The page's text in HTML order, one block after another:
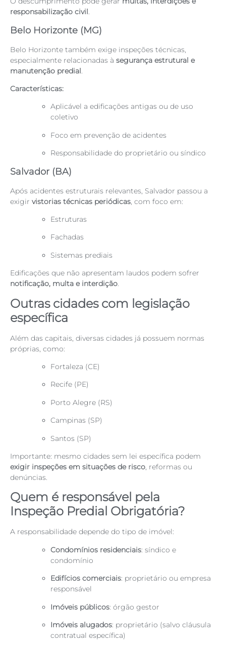
responsabilização civil.
Belo Horizonte (MG)
Belo Horizonte também exige inspeções técnicas,
especialmente relacionadas à segurança estrutural e
manutenção predial.
Características:
Aplicável a edificações antigas ou de uso
coletivo
Foco em prevenção de acidentes
Responsabilidade do proprietário ou síndico
Salvador (BA)
Após acidentes estruturais relevantes, Salvador passou a
exigir vistorias técnicas periódicas, com foco em:
Estruturas
Fachadas
Sistemas prediais
Edificações que não apresentam laudos podem sofrer
notificação, multa e interdição.
Outras cidades com legislação
específica
Além das capitais, diversas cidades já possuem normas
próprias, como:
Fortaleza (CE)
Recife (PE)
Porto Alegre (RS)
Campinas (SP)
Santos (SP)
Importante: mesmo cidades sem lei específica podem
exigir inspeções em situações de risco, reformas ou
denúncias.
Quem é responsável pela
Inspeção Predial Obrigatória?
A responsabilidade depende do tipo de imóvel:
Condomínios residenciais: síndico e
condomínio
Edifícios comerciais: proprietário ou empresa
responsável
Imóveis públicos: órgão gestor
Imóveis alugados: proprietário (salvo cláusula
contratual específica)